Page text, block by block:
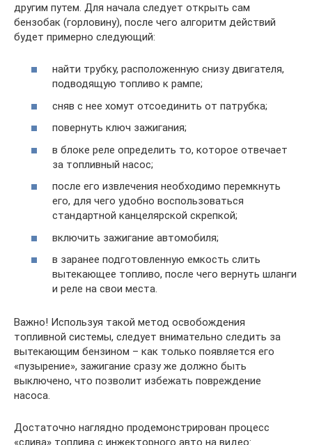
другим путем. Для начала следует открыть сам
бензобак (горловину), после чего алгоритм действий
будет примерно следующий:
найти трубку, расположенную снизу двигателя,
подводящую топливо к рампе;
сняв с нее хомут отсоединить от патрубка;
повернуть ключ зажигания;
в блоке реле определить то, которое отвечает
за топливный насос;
после его извлечения необходимо перемкнуть
его, для чего удобно воспользоваться
стандартной канцелярской скрепкой;
включить зажигание автомобиля;
в заранее подготовленную емкость слить
вытекающее топливо, после чего вернуть шланги
и реле на свои места.
Важно! Используя такой метод освобождения
топливной системы, следует внимательно следить за
вытекающим бензином – как только появляется его
«пузырение», зажигание сразу же должно быть
выключено, что позволит избежать повреждение
насоса.
Достаточно наглядно продемонстрирован процесс
«слива» топлива с инжекторного авто на видео: